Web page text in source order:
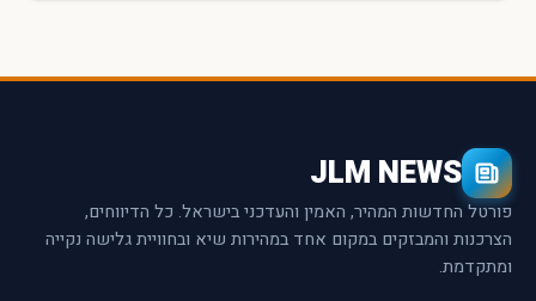
JLM NEWS
פורטל החדשות המהיר, האמין והעדכני בישראל. כל הדיווחים,
הצרכנות והמבזקים במקום אחד במהירות שיא ובחוויית גלישה נקייה
ומתקדמת.